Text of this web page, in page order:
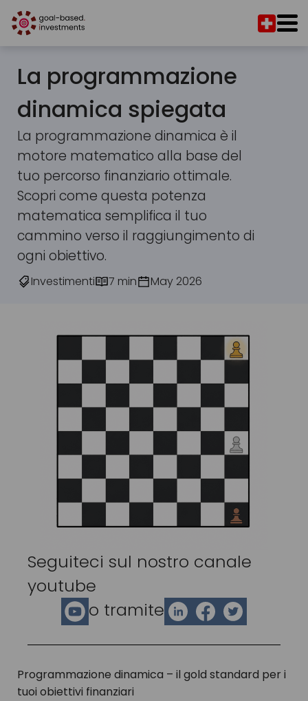
La programmazione
dinamica spiegata
La programmazione dinamica è il
motore matematico alla base del
tuo percorso finanziario ottimale.
Scopri come questa potenza
matematica semplifica il tuo
cammino verso il raggiungimento di
ogni obiettivo.
Investimenti 7 min May 2026
Seguiteci sul nostro canale
youtube
o tramite
Programmazione dinamica – il gold standard per i
tuoi obiettivi finanziari